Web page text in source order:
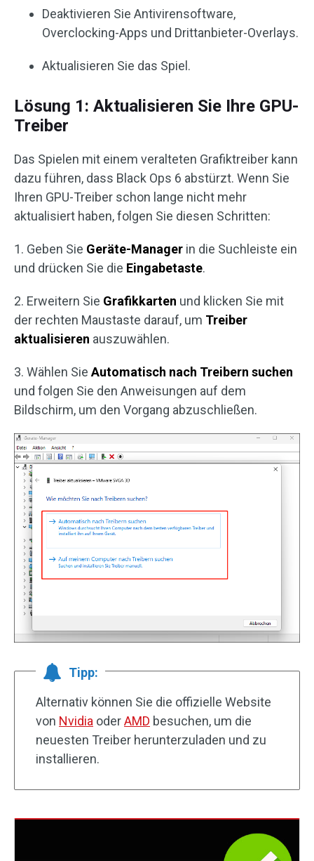
Deaktivieren Sie Antivirensoftware,
Overclocking-Apps und Drittanbieter-Overlays.
Aktualisieren Sie das Spiel.
Lösung 1: Aktualisieren Sie Ihre GPU-
Treiber
Das Spielen mit einem veralteten Grafiktreiber kann
dazu führen, dass Black Ops 6 abstürzt. Wenn Sie
Ihren GPU-Treiber schon lange nicht mehr
aktualisiert haben, folgen Sie diesen Schritten:
1. Geben Sie Geräte-Manager in die Suchleiste ein
und drücken Sie die Eingabetaste.
2. Erweitern Sie Grafikkarten und klicken Sie mit
der rechten Maustaste darauf, um Treiber
aktualisieren auszuwählen.
3. Wählen Sie Automatisch nach Treibern suchen
und folgen Sie den Anweisungen auf dem
Bildschirm, um den Vorgang abzuschließen.
Tipp:
Alternativ können Sie die offizielle Website
von Nvidia oderAMD besuchen, um die
neuesten Treiber herunterzuladen und zu
installieren.